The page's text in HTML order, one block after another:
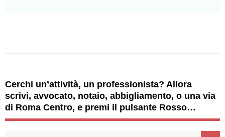
Cerchi un’attività, un professionista? Allora
scrivi, avvocato, notaio, abbigliamento, o una via
di Roma Centro, e premi il pulsante Rosso…